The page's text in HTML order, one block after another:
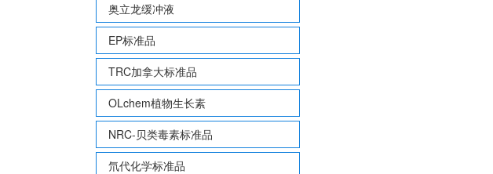
奥立龙缓冲液
EP标准品
TRC加拿大标准品
OLchem植物生长素
NRC-贝类毒素标准品
氘代化学标准品